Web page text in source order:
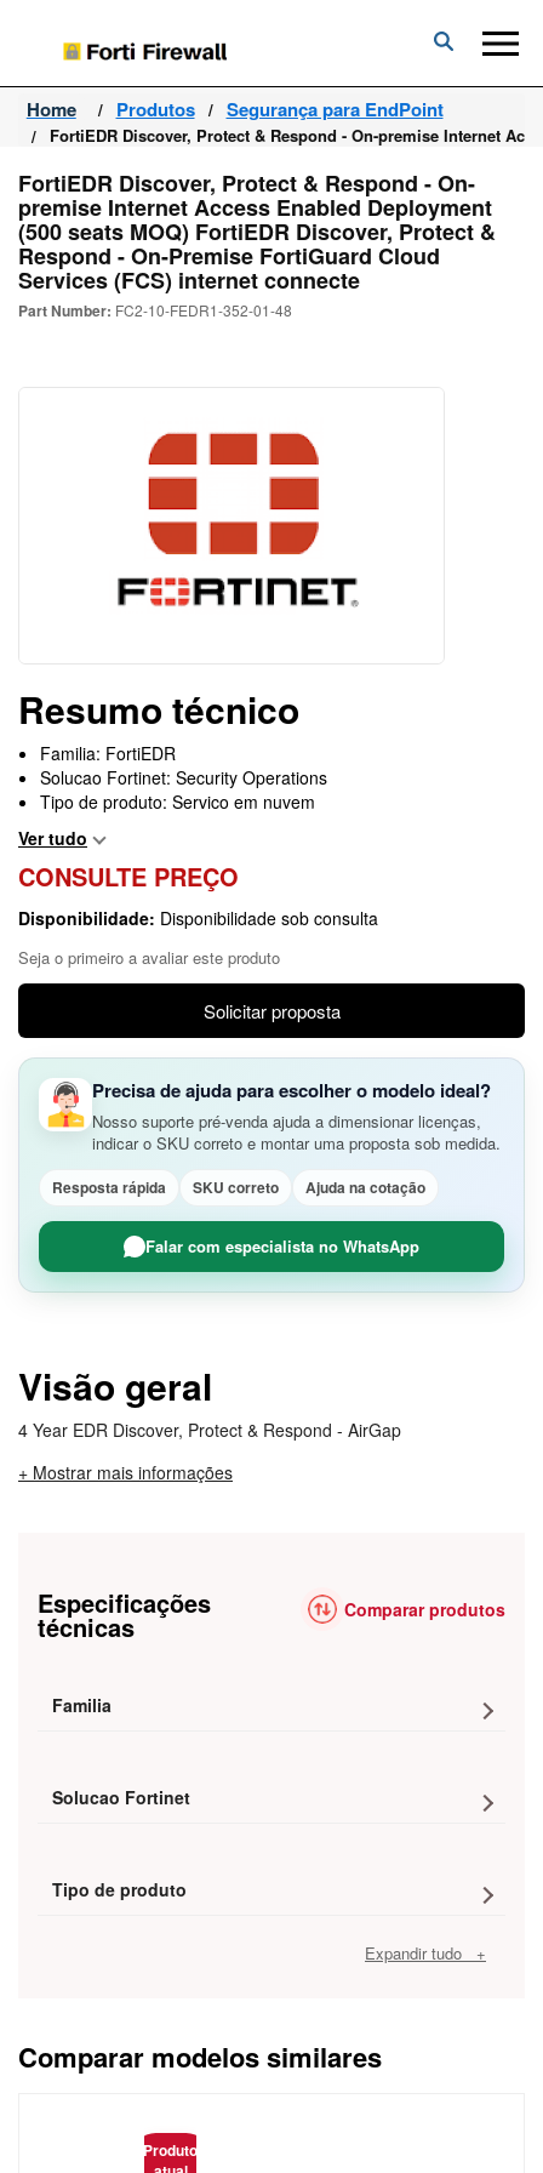
Forti
Firewall
Home Produtos Segurança para EndPoint
FortiEDR Discover, Protect & Respond - On-premise Internet
FortiEDR Discover, Protect & Respond - On-
premise Internet Access Enabled Deployment
(500 seats MOQ) FortiEDR Discover, Protect &
Respond - On-Premise FortiGuard Cloud
Services (FCS) internet connecte
Part Number: FC2-10-FEDR1-352-01-48
Resumo técnico
Familia: FortiEDR
Solucao Fortinet: Security Operations
Tipo de produto: Servico em nuvem
Ver tudo
CONSULTE PREÇO
Disponibilidade: Disponibilidade sob consulta
Seja o primeiro a avaliar este produto
Solicitar proposta
Precisa de ajuda para escolher o modelo ideal?
Nosso suporte pré-venda ajuda a dimensionar licenças,
indicar o SKU correto e montar uma proposta sob medida.
Resposta rápida SKU correto Ajuda na cotação
Falar com especialista no WhatsApp
Visão geral
4 Year EDR Discover, Protect & Respond - AirGap
+ Mostrar mais informações
Especificações
técnicas Comparar produtos
Familia
Solucao Fortinet
Tipo de produto
Expandir tudo +
Comparar modelos similares
Produto